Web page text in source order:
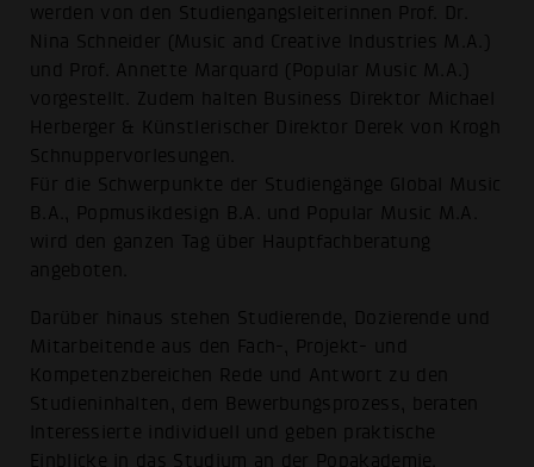
werden von den Studiengangsleiterinnen Prof. Dr.
Nina Schneider (Music and Creative Industries M.A.)
und Prof. Annette Marquard (Popular Music M.A.)
vorgestellt. Zudem halten Business Direktor Michael
Herberger & Künstlerischer Direktor Derek von Krogh
Schnuppervorlesungen.
Für die Schwerpunkte der Studiengänge Global Music
B.A., Popmusikdesign B.A. und Popular Music M.A.
wird den ganzen Tag über Hauptfachberatung
angeboten.
Darüber hinaus stehen Studierende, Dozierende und
Mitarbeitende aus den Fach-, Projekt- und
Kompetenzbereichen Rede und Antwort zu den
Studieninhalten, dem Bewerbungsprozess, beraten
Interessierte individuell und geben praktische
Einblicke in das Studium an der Popakademie.